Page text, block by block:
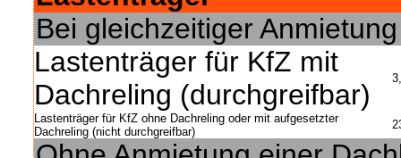
Bei gleichzeitiger
Lastenträger für KfZ mit
Dachreling (durchgreifbar)
Lastenträger für KfZ ohne Dachreling oder mit aufgesetzter
Dachreling (nicht durchgreifbar)